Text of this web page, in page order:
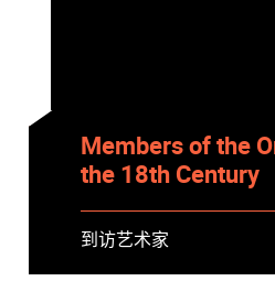
Members of the
the 18th Century
到访艺术家